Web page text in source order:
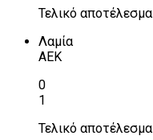
Τελικό αποτέλεσμα
Λαμία
ΑΕΚ
0
1
Τελικό αποτέλεσμα